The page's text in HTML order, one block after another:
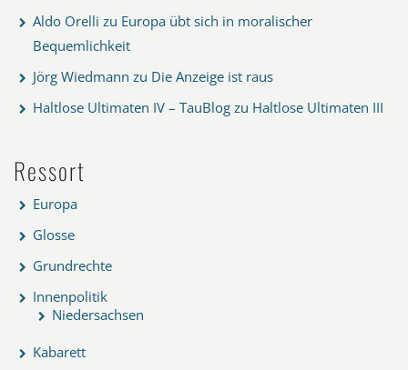
Aldo Orelli zu Europa übt sich in moralischer
Bequemlichkeit
Jörg Wiedmann zu Die Anzeige ist raus
Haltlose Ultimaten IV – TauBlog zu Haltlose Ultimaten III
Ressort
Europa
Glosse
Grundrechte
Innenpolitik
Niedersachsen
Kabarett